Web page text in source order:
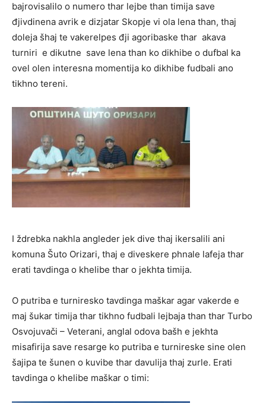
bajrovisalilo o numero thar lejbe than timija save
đjivdinena avrik e dizjatar Skopje vi ola lena than, thaj
doleja šhaj te vakerelpes đji agoribaske thar akava
turniri e dikutne save lena than ko dikhibe o dufbal ka
ovel olen interesna momentija ko dikhibe fudbali ano
tikhno tereni.
I ždrebka nakhla angleder jek dive thaj ikersalili ani
komuna Šuto Orizari, thaj e diveskere phnale lafeja thar
erati tavdinga o khelibe thar o jekhta timija.
O putriba e turniresko tavdinga maškar agar vakerde e
maj šukar timija thar tikhno fudbali lejbaja than thar Turbo
Osvojuvači – Veterani, anglal odova bašh e jekhta
misafirija save resarge ko putriba e turnireske sine olen
šajipa te šunen o kuvibe thar davulija thaj zurle. Erati
tavdinga o khelibe maškar o timi: